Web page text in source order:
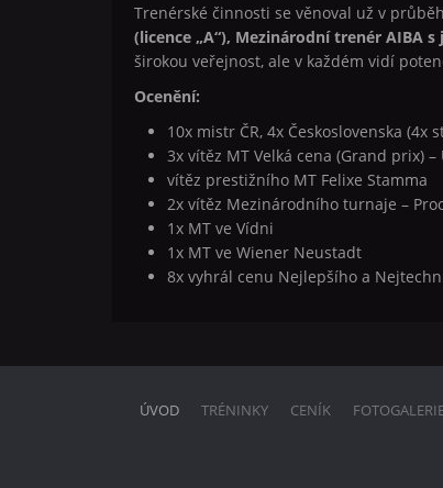
Trenérské činnosti se věnoval už v
(licence „A“), Mezinárodní trenér AIBA
širokou veřejnost, ale v každém vidí
Ocenění:
10x mistr ČR, 4x Československa (4x
3x vítěz MT Velká cena (Grand prix)
vítěz prestižního MT Felixe Stamma
2x vítěz Mezinárodního turnaje –
1x MT ve Vídni
1x MT ve Wiener Neustadt
8x vyhrál cenu Nejlepšího a
ÚVOD TRÉNINKY CENÍK